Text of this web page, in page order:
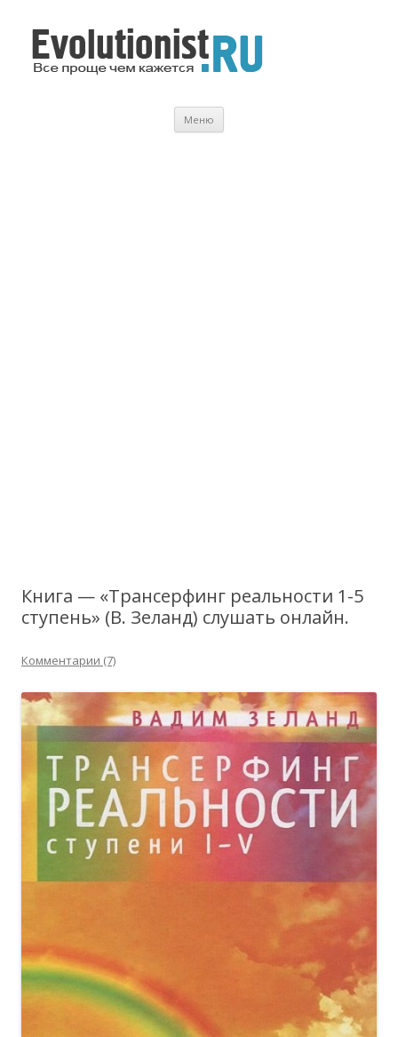
Evolutionist.ru
Все проще чем кажется…
Меню
Книга — «Трансерфинг реальности 1-5
ступень» (В. Зеланд) слушать онлайн.
Комментарии (7)